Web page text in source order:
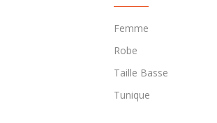
Femme
Robe
Taille Basse
Tunique